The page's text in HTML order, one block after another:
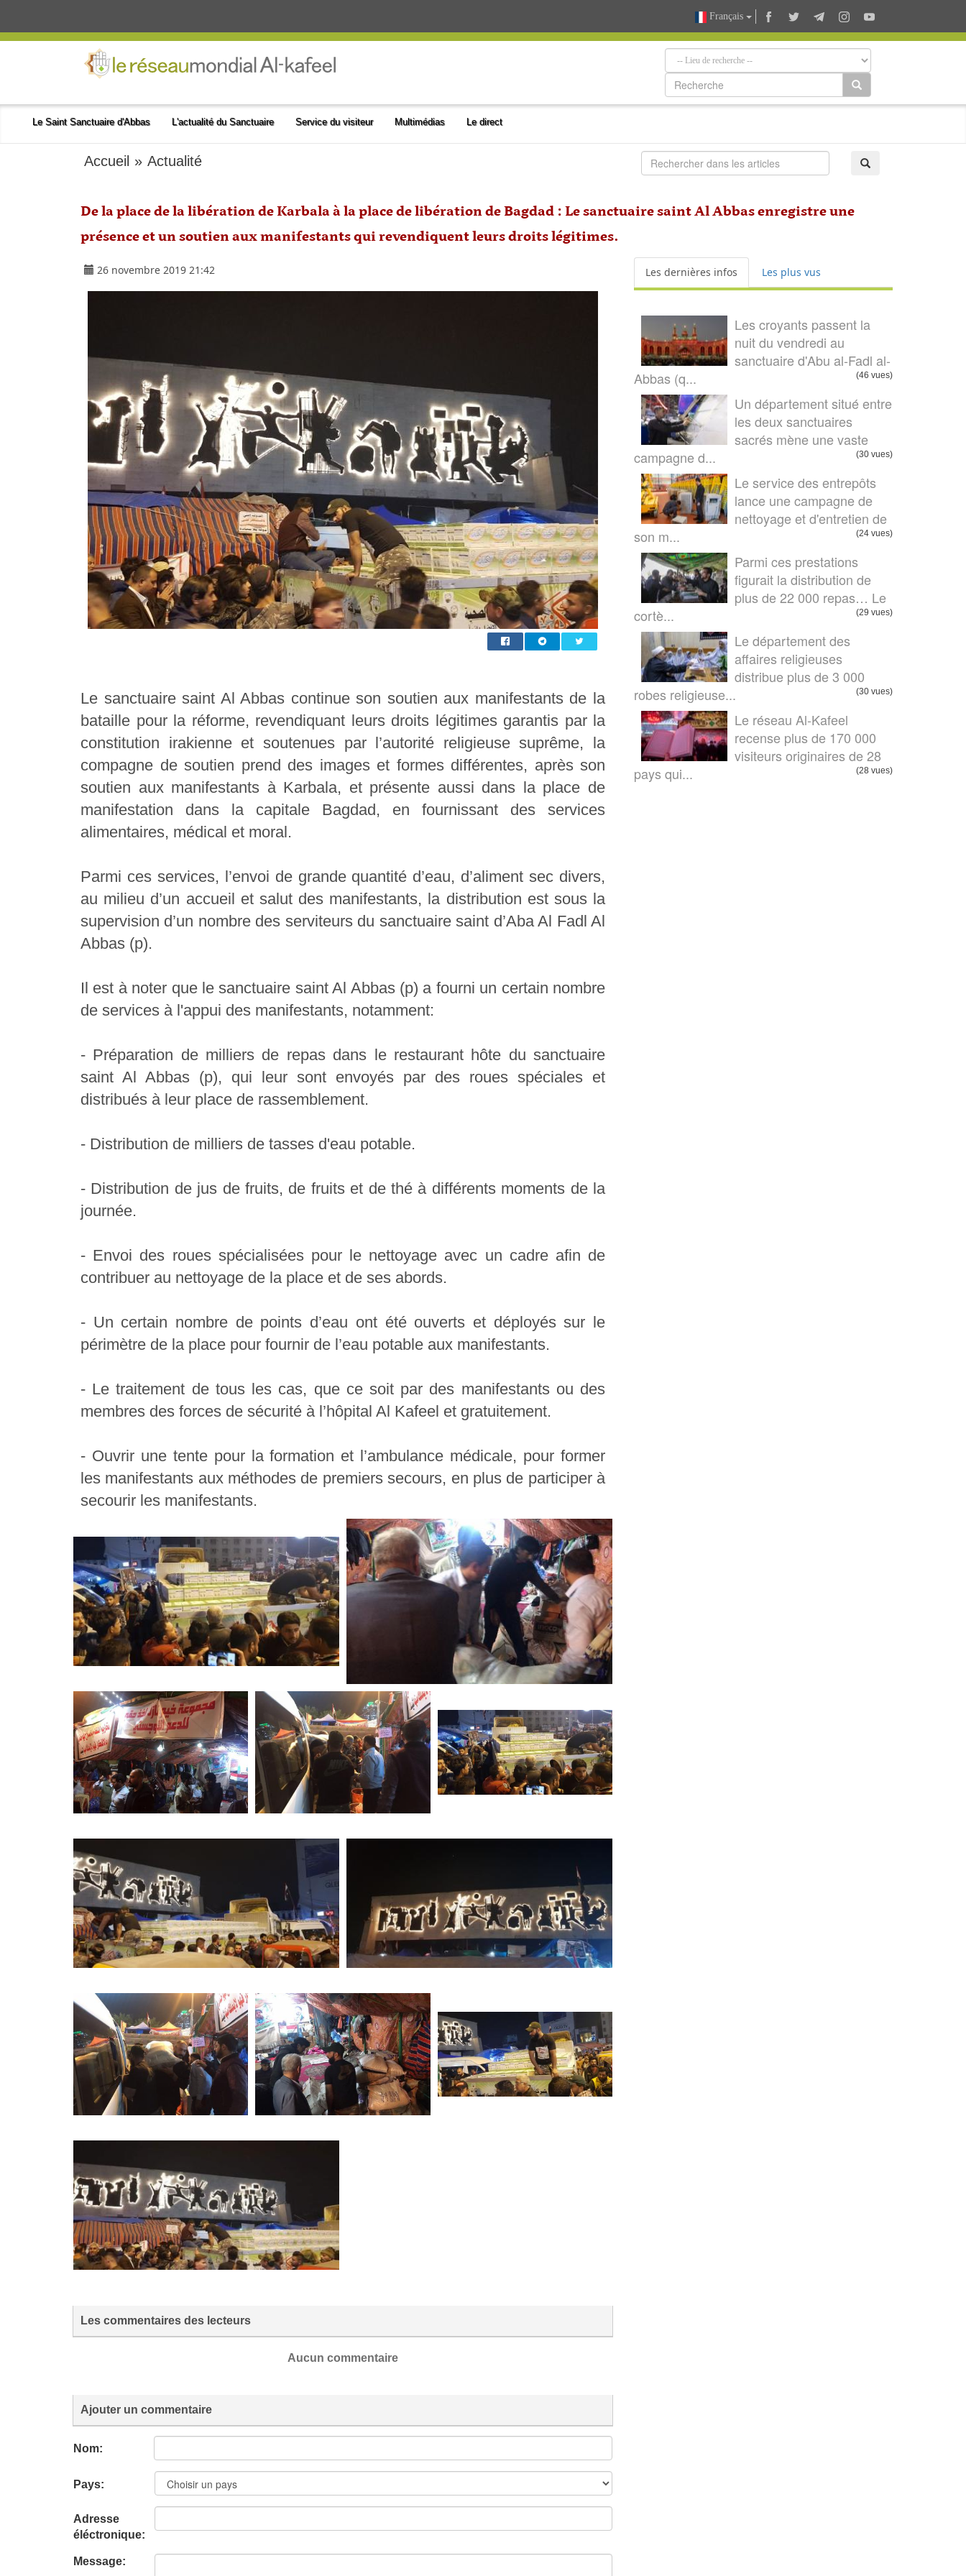
Français
Le Saint Sanctuaire d'Abbas L'actualité du Sanctuaire Service du visiteur Multimédias Le direct
Accueil »Actualité
De la place de la libération de Karbala à la place de libération de Bagdad : Le sanctuaire saint Al Abbas enregistre une
présence et un soutien aux manifestants qui revendiquent leurs droits légitimes.
26 novembre 2019 21:42
Le sanctuaire saint Al Abbas continue son soutien aux manifestants de la
bataille pour la réforme, revendiquant leurs droits légitimes garantis par la
constitution irakienne et soutenues par l’autorité religieuse suprême, la
compagne de soutien prend des images et formes différentes, après son
soutien aux manifestants à Karbala, et présente aussi dans la place de
manifestation dans la capitale Bagdad, en fournissant des services
alimentaires, médical et moral.
Parmi ces services, l’envoi de grande quantité d’eau, d’aliment sec divers,
au milieu d’un accueil et salut des manifestants, la distribution est sous la
supervision d’un nombre des serviteurs du sanctuaire saint d’Aba Al Fadl Al
Abbas (p).
Il est à noter que le sanctuaire saint Al Abbas (p) a fourni un certain nombre
de services à l'appui des manifestants, notamment:
- Préparation de milliers de repas dans le restaurant hôte du sanctuaire
saint Al Abbas (p), qui leur sont envoyés par des roues spéciales et
distribués à leur place de rassemblement.
- Distribution de milliers de tasses d'eau potable.
- Distribution de jus de fruits, de fruits et de thé à différents moments de la
journée.
- Envoi des roues spécialisées pour le nettoyage avec un cadre afin de
contribuer au nettoyage de la place et de ses abords.
- Un certain nombre de points d’eau ont été ouverts et déployés sur le
périmètre de la place pour fournir de l’eau potable aux manifestants.
- Le traitement de tous les cas, que ce soit par des manifestants ou des
membres des forces de sécurité à l’hôpital Al Kafeel et gratuitement.
- Ouvrir une tente pour la formation et l’ambulance médicale, pour former
les manifestants aux méthodes de premiers secours, en plus de participer à
secourir les manifestants.
Les commentaires des lecteurs
Aucun commentaire
Ajouter un commentaire
Nom:
Pays:
Adresse
éléctronique:
Message:
Les dernières infos Les plus vus
Les croyants passent la
nuit du vendredi au
sanctuaire d'Abu al-Fadl al-
Abbas (q...
(46 vues)
Un département situé entre
les deux sanctuaires
sacrés mène une vaste
campagne d...
(30 vues)
Le service des entrepôts
lance une campagne de
nettoyage et d'entretien de
son m...
(24 vues)
Parmi ces prestations
figurait la distribution de
plus de 22 000 repas… Le
cortè...
(29 vues)
Le département des
affaires religieuses
distribue plus de 3 000
robes religieuse...
(30 vues)
Le réseau Al-Kafeel
recense plus de 170 000
visiteurs originaires de 28
pays qui...
(28 vues)